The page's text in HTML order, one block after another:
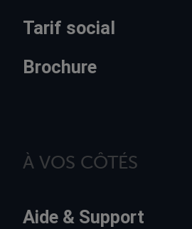
Tarif social
Brochure
À VOS CÔTÉS
Aide & Support